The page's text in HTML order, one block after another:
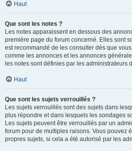
Haut
Que sont les notes ?
Les notes apparaissent en dessous des
première page du forum concerné. Elles sont
est recommandé de les consulter dès que
comme les annonces et les annonces
les notes sont définies par les administrateurs
Haut
Que sont les sujets verrouillés ?
Les sujets verrouillés sont des sujets dans
plus répondre et dans lesquels les sondages
Les sujets peuvent être verrouillés par un
forum pour de multiples raisons. Vous pouvez
propres sujets, si cela a été autorisé par les